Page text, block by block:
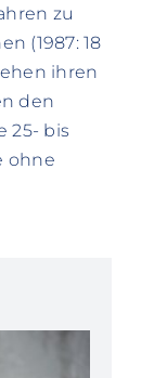
zu
(1987: 18
ihren
den
25- bis
ohne